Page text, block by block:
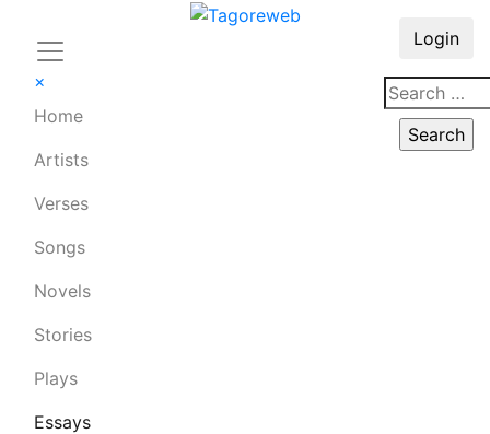
×
Home
Artists
Verses
Songs
Novels
Stories
Plays
Essays
Login